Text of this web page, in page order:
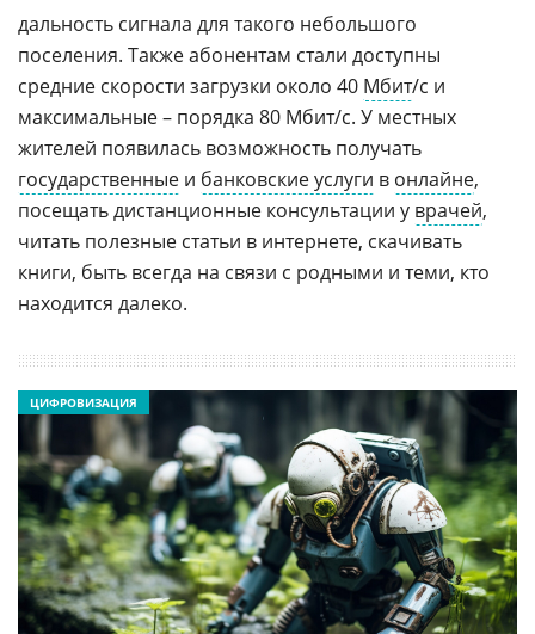
дальность сигнала для такого небольшого
поселения. Также абонентам стали доступны
средние скорости загрузки около 40 Мбит/с и
максимальные – порядка 80 Мбит/с. У местных
жителей появилась возможность получать
государственные и банковские услуги в онлайне,
посещать дистанционные консультации у врачей,
читать полезные статьи в интернете, скачивать
книги, быть всегда на связи с родными и теми, кто
находится далеко.
ЦИФРОВИЗАЦИЯ